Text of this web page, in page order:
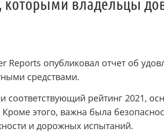
Reports опубликовал отчет об
средствами.
соответствующий рейтинг 2021,
этого, важна была
и дорожных испытаний.